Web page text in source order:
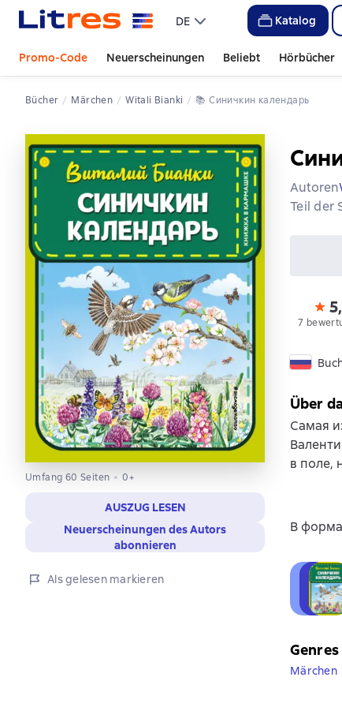
DE Katalog
Promo-Code Neuerscheinungen Beliebt Hörbücher
Bücher Märchen Witali Bianki 📚 Синичкин календарь
Umfang 60 Seiten 0+
AUSZUG LESEN
Neuerscheinungen des Autors
abonnieren
Als gelesen markieren
Autoren
Teil der
7
Über
Самая
в поле,
В
Märchen